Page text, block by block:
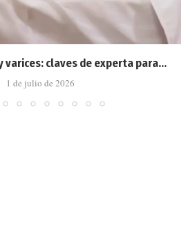
varices: claves de experta para...
1 de julio de 2026